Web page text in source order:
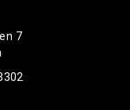
7